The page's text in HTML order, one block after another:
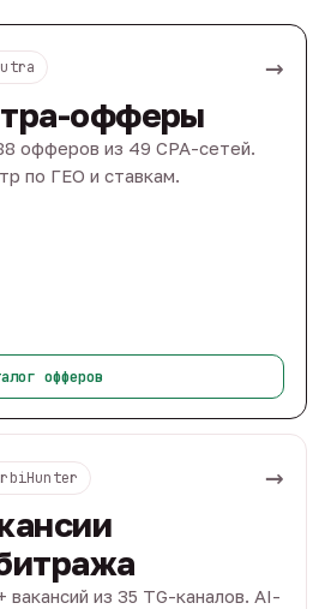
→
офферы
офферов из 49 CPA-сетей.
по ГЕО и ставкам.
офферов
→
вакансий из 35 TG-каналов. AI-